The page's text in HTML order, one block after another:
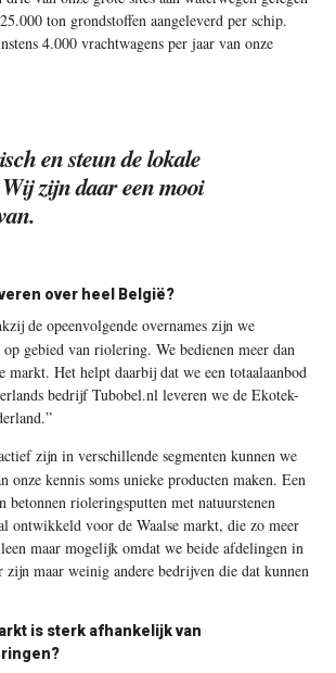
ton grondstoffen aangeleverd per schip.
4.000 vrachtwagens per jaar van onze
en steun de lokale
zijn daar een mooi
over heel België?
de opeenvolgende overnames zijn we
gebied van riolering. We bedienen meer dan
markt. Het helpt daarbij dat we een totaalaanbod
bedrijf Tubobel.nl leveren we de Ekotek-
zijn in verschillende segmenten kunnen we
onze kennis soms unieke producten maken. Een
betonnen rioleringsputten met natuurstenen
ontwikkeld voor de Waalse markt, die zo meer
maar mogelijk omdat we beide afdelingen in
zijn maar weinig andere bedrijven die dat kunnen
is sterk afhankelijk van